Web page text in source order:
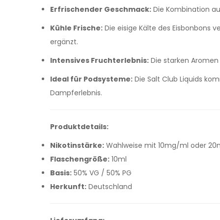
Erfrischender Geschmack: Die Kombination
Kühle Frische: Die eisige Kälte des Eisbonbons
ergänzt.
Intensives Fruchterlebnis: Die starken
Ideal für Podsysteme: Die Salt Club Liquids
Dampferlebnis.
Produktdetails:
Nikotinstärke: Wahlweise mit 10mg/ml oder
Flaschengröße: 10ml
Basis: 50% VG / 50% PG
Herkunft: Deutschland